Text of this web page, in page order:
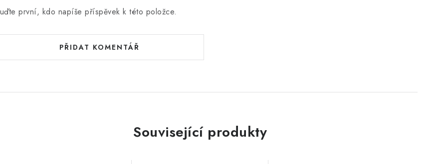
první, kdo napíše příspěvek k této položce.
PŘIDAT KOMENTÁŘ
Související produkty